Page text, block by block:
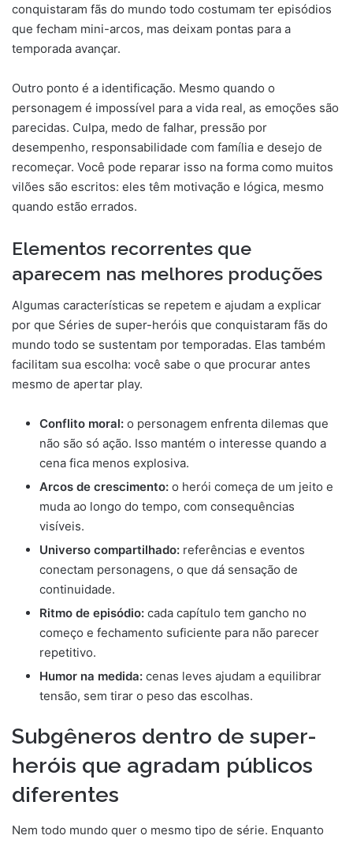
conquistaram fãs do mundo todo costumam ter episódios
que fecham mini-arcos, mas deixam pontas para a
temporada avançar.
Outro ponto é a identificação. Mesmo quando o
personagem é impossível para a vida real, as emoções são
parecidas. Culpa, medo de falhar, pressão por
desempenho, responsabilidade com família e desejo de
recomeçar. Você pode reparar isso na forma como muitos
vilões são escritos: eles têm motivação e lógica, mesmo
quando estão errados.
Elementos recorrentes que
aparecem nas melhores produções
Algumas características se repetem e ajudam a explicar
por que Séries de super-heróis que conquistaram fãs do
mundo todo se sustentam por temporadas. Elas também
facilitam sua escolha: você sabe o que procurar antes
mesmo de apertar play.
Conflito moral: o personagem enfrenta dilemas que
não são só ação. Isso mantém o interesse quando a
cena fica menos explosiva.
Arcos de crescimento: o herói começa de um jeito e
muda ao longo do tempo, com consequências
visíveis.
Universo compartilhado: referências e eventos
conectam personagens, o que dá sensação de
continuidade.
Ritmo de episódio: cada capítulo tem gancho no
começo e fechamento suficiente para não parecer
repetitivo.
Humor na medida: cenas leves ajudam a equilibrar
tensão, sem tirar o peso das escolhas.
Subgêneros dentro de super-
heróis que agradam públicos
diferentes
Nem todo mundo quer o mesmo tipo de série. Enquanto